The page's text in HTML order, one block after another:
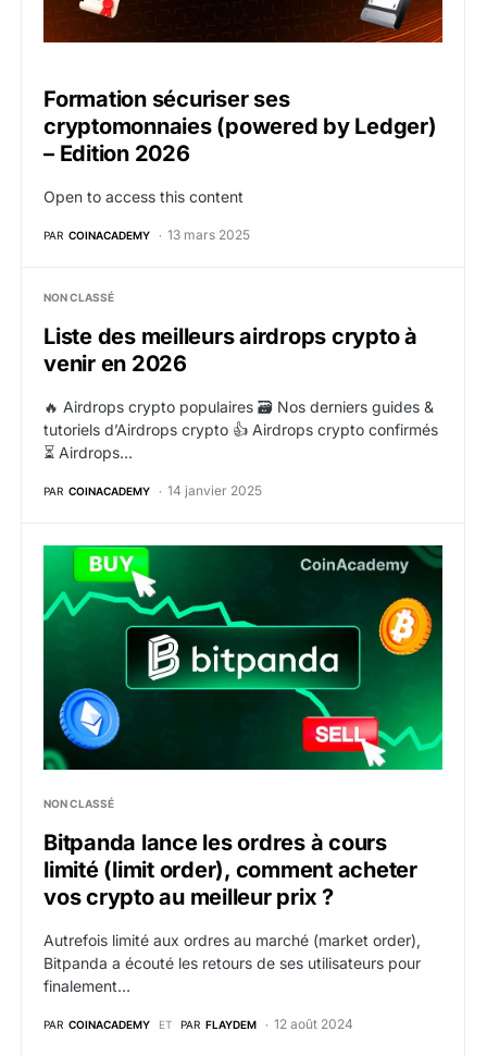
Formation sécuriser ses
cryptomonnaies (powered by Ledger)
– Edition 2026
Open to access this content
PAR COINACADEMY 13 mars 2025
NON CLASSÉ
Liste des meilleurs airdrops crypto à
venir en 2026
🔥 Airdrops crypto populaires 🗃️ Nos derniers guides &
tutoriels d’Airdrops crypto 👍 Airdrops crypto confirmés
⏳ Airdrops…
PAR COINACADEMY 14 janvier 2025
Bitpanda lance les ordres à cours limité (limit
NON CLASSÉ
Bitpanda lance les ordres à cours
limité (limit order), comment acheter
vos crypto au meilleur prix ?
Autrefois limité aux ordres au marché (market order),
Bitpanda a écouté les retours de ses utilisateurs pour
finalement…
PAR COINACADEMY ET PAR FLAYDEM 12 août 2024